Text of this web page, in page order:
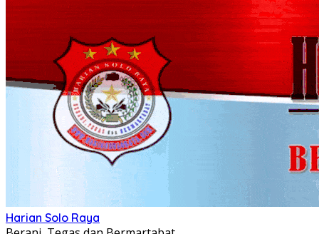
Harian Solo Raya